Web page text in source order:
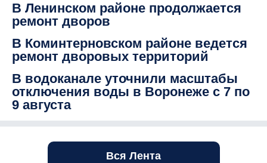
В Ленинском районе продолжается
ремонт дворов
В Коминтерновском районе ведется
ремонт дворовых территорий
В водоканале уточнили масштабы
отключения воды в Воронеже с 7 по
9 августа
Вся Лента